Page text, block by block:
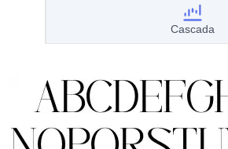
Cascada